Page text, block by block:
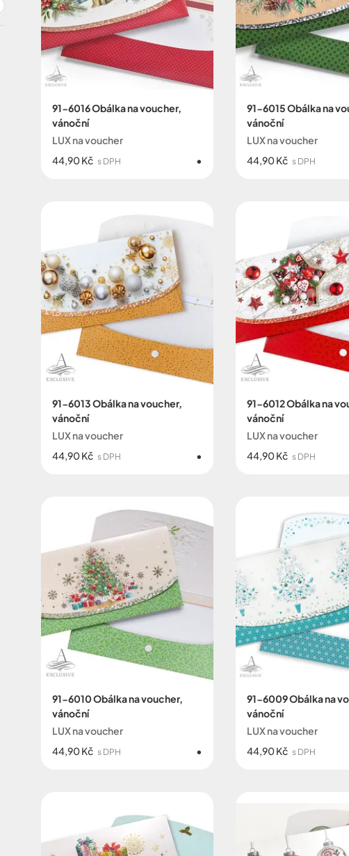
91-6016 Obálka na voucher,
vánoční
LUX na voucher
44,90 Kč s DPH
91-6015 Obálka na
vánoční
LUX na voucher
44,90 Kč s DPH
91-6013 Obálka na voucher,
vánoční
LUX na voucher
44,90 Kč s DPH
91-6012 Obálka na
vánoční
LUX na voucher
44,90 Kč s DPH
91-6010 Obálka na voucher,
vánoční
LUX na voucher
44,90 Kč s DPH
91-6009 Obálka na
vánoční
LUX na voucher
44,90 Kč s DPH